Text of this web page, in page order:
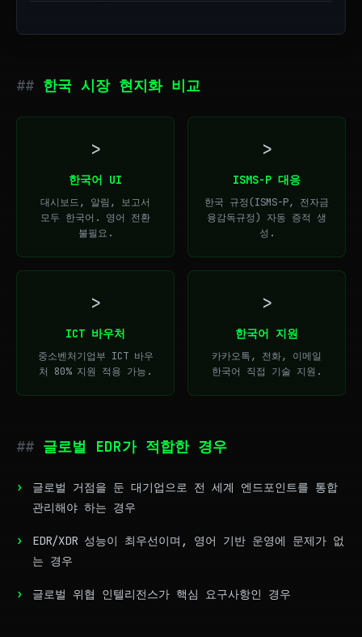
한국 시장 현지화 비교
>
한국어 UI
대시보드, 알림, 보고서
모두 한국어. 영어 전환
불필요.
>
ISMS-P 대응
한국 규정(ISMS-P, 전자금
융감독규정) 자동 증적 생
성.
>
ICT 바우처
중소벤처기업부 ICT 바우
처 80% 지원 적용 가능.
>
한국어 지원
카카오톡, 전화, 이메일
한국어 직접 기술 지원.
글로벌 EDR가 적합한 경우
글로벌 거점을 둔 대기업으로 전 세계 엔드포인트를 통합
관리해야 하는 경우
EDR/XDR 성능이 최우선이며, 영어 기반 운영에 문제가 없
는 경우
글로벌 위협 인텔리전스가 핵심 요구사항인 경우